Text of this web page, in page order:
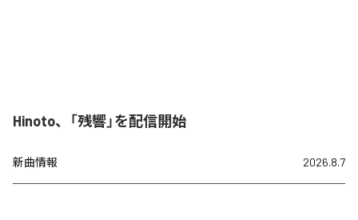
Hinoto、「残響」を配信開始
新曲情報 2026.8.7